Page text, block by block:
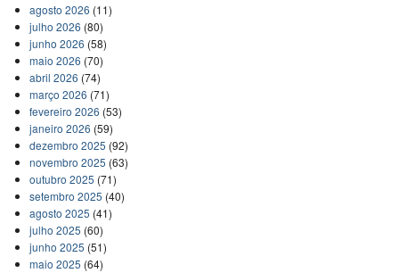
agosto 2026 (11)
julho 2026 (80)
junho 2026 (58)
maio 2026 (70)
abril 2026 (74)
março 2026 (71)
fevereiro 2026 (53)
janeiro 2026 (59)
dezembro 2025 (92)
novembro 2025 (63)
outubro 2025 (71)
setembro 2025 (40)
agosto 2025 (41)
julho 2025 (60)
junho 2025 (51)
maio 2025 (64)